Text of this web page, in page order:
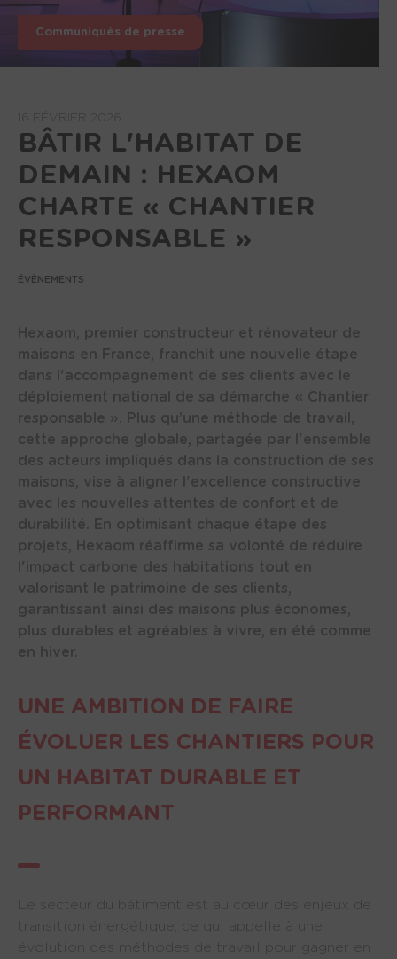
Communiqués de presse
BÂTIR L'HABITAT DE
DEMAIN : HEXAOM
CHARTE « CHANTIER
RESPONSABLE »
ÉVÈNEMENTS
Hexaom, premier constructeur et rénovateur de
maisons en France, franchit une nouvelle étape
dans l'accompagnement de ses clients avec le
déploiement national de sa démarche « Chantier
responsable ». Plus qu’une méthode de travail,
cette approche globale, partagée par l'ensemble
des acteurs impliqués dans la construction de ses
maisons, vise à aligner l'excellence constructive
avec les nouvelles attentes de confort et de
durabilité. En optimisant chaque étape des
projets, Hexaom réaffirme sa volonté de réduire
l'impact carbone des habitations tout en
valorisant le patrimoine de ses clients,
garantissant ainsi des maisons plus économes,
plus durables et agréables à vivre, en été comme
en hiver.
UNE AMBITION DE FAIRE
ÉVOLUER LES CHANTIERS POUR
UN HABITAT DURABLE ET
PERFORMANT
Le secteur du bâtiment est au cœur des enjeux de
évolution des méthodes de travail pour gagner en